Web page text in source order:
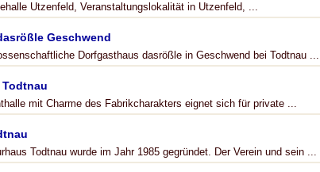
Utzenfeld, Veranstaltungslokalität in Utzenfeld, ...
Geschwend
Dorfgasthaus dasrößle in Geschwend bei Todtnau ...
Todtnau
mit Charme des Fabrikcharakters eignet sich für private ...
Todtnau wurde im Jahr 1985 gegründet. Der Verein und sein ...